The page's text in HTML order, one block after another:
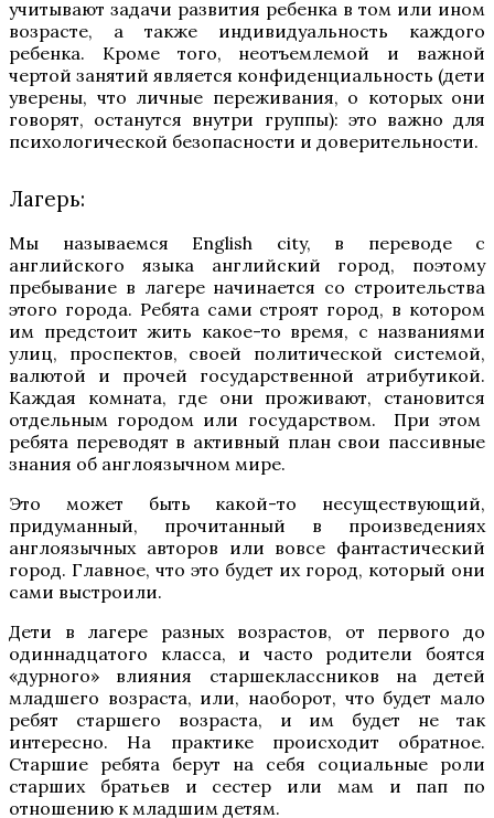
учитывают задачи развития ребенка в том или ином
возрасте, а также индивидуальность каждого
ребенка. Кроме того, неотъемлемой и важной
чертой занятий является конфиденциальность (дети
уверены, что личные переживания, о которых они
говорят, останутся внутри группы): это важно для
психологической безопасности и доверительности.
Лагерь:
Мы называемся English city, в переводе с
английского языка английский город, поэтому
пребывание в лагере начинается со строительства
этого города. Ребята сами строят город, в котором
им предстоит жить какое-то время, с названиями
улиц, проспектов, своей политической системой,
валютой и прочей государственной атрибутикой.
Каждая комната, где они проживают, становится
отдельным городом или государством. При этом
ребята переводят в активный план свои пассивные
знания об англоязычном мире.
Это может быть какой-то несуществующий,
придуманный, прочитанный в произведениях
англоязычных авторов или вовсе фантастический
город. Главное, что это будет их город, который они
сами выстроили.
Дети в лагере разных возрастов, от первого до
одиннадцатого класса, и часто родители боятся
«дурного» влияния старшеклассников на детей
младшего возраста, или, наоборот, что будет мало
ребят старшего возраста, и им будет не так
интересно. На практике происходит обратное.
Старшие ребята берут на себя социальные роли
старших братьев и сестер или мам и пап по
отношению к младшим детям.